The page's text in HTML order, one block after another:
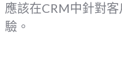
應該在CRM中針對
驗。